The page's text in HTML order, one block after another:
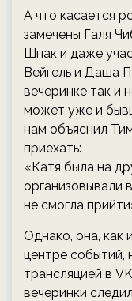
А что касается
замечены Галя
Шпак и даже
Вейгель и Даша
вечеринке так и
может уже и
нам объяснил
приехать:
«Катя была на
организовывали
не смогла
Однако, она, как
центре событий,
трансляцией в
вечеринки